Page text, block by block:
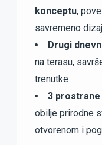
konceptu,
savremeno
Drugi
na terasu,
trenutke
3
obilje prirodne
otvorenom i